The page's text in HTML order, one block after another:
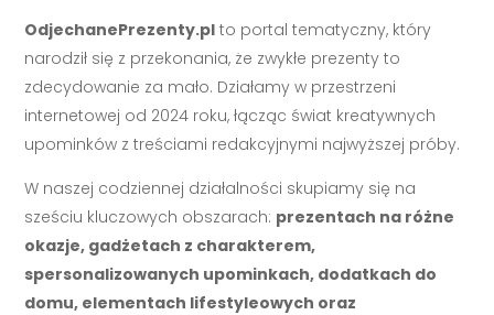
OdjechanePrezenty.pl to portal tematyczny, który
narodził się z przekonania, że zwykłe prezenty to
zdecydowanie za mało. Działamy w przestrzeni
internetowej od 2024 roku, łącząc świat kreatywnych
upominków z treściami redakcyjnymi najwyższej próby.
W naszej codziennej działalności skupiamy się na
sześciu kluczowych obszarach: prezentach na różne
okazje, gadżetach z charakterem,
spersonalizowanych upominkach, dodatkach do
domu, elementach lifestyleowych oraz